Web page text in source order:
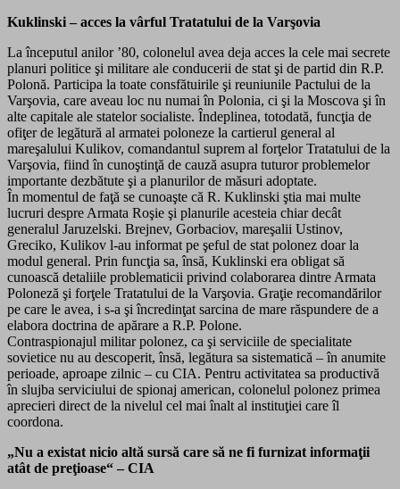
Kuklinski – acces la vârful Tratatului de la Varşovia
La începutul anilor ’80, colonelul avea deja acces la cele mai secrete
planuri politice şi militare ale conducerii de stat şi de partid din R.P.
Polonă. Participa la toate consfătuirile şi reuniunile Pactului de la
Varşovia, care aveau loc nu numai în Polonia, ci şi la Moscova şi în
alte capitale ale statelor socialiste. Îndeplinea, totodată, funcţia de
ofiţer de legătură al armatei poloneze la cartierul general al
mareşalului Kulikov, comandantul suprem al forţelor Tratatului de la
Varşovia, fiind în cunoştinţă de cauză asupra tuturor problemelor
importante dezbătute şi a planurilor de măsuri adoptate.
În momentul de faţă se cunoaşte că R. Kuklinski ştia mai multe
lucruri despre Armata Roşie şi planurile acesteia chiar decât
generalul Jaruzelski. Brejnev, Gorbaciov, mareşalii Ustinov,
Greciko, Kulikov l-au informat pe şeful de stat polonez doar la
modul general. Prin funcţia sa, însă, Kuklinski era obligat să
cunoască detaliile problematicii privind colaborarea dintre Armata
Poloneză şi forţele Tratatului de la Varşovia. Graţie recomandărilor
pe care le avea, i s-a şi încredinţat sarcina de mare răspundere de a
elabora doctrina de apărare a R.P. Polone.
Contraspionajul militar polonez, ca şi serviciile de specialitate
sovietice nu au descoperit, însă, legătura sa sistematică – în anumite
perioade, aproape zilnic – cu CIA. Pentru activitatea sa productivă
în slujba serviciului de spionaj american, colonelul polonez primea
aprecieri direct de la nivelul cel mai înalt al instituţiei care îl
coordona.
„Nu a existat nicio altă sursă care să ne fi furnizat informaţii
atât de preţioase“ – CIA